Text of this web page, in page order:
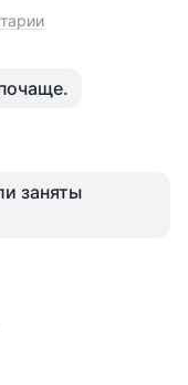
заняты